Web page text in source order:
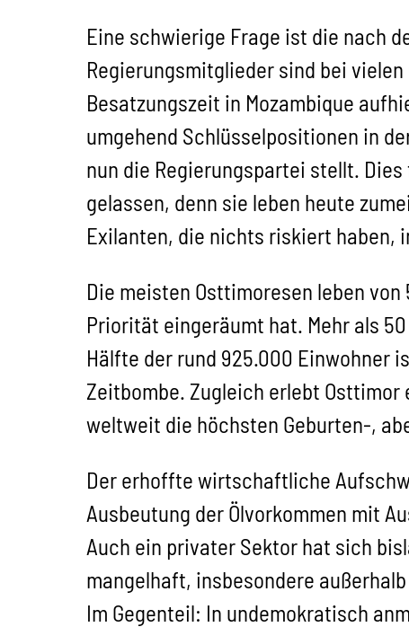
Eine schwierige Frage ist die nach
Regierungsmitglieder sind bei
Besatzungszeit in Mozambique
umgehend Schlüsselpositionen in
nun die Regierungspartei stellt.
gelassen, denn sie leben heute
Exilanten, die nichts riskiert haben,
Die meisten Osttimoresen leben
Priorität eingeräumt hat. Mehr als
Hälfte der rund 925.000 Einwohner
Zeitbombe. Zugleich erlebt Osttimor
weltweit die höchsten Geburten-,
Der erhoffte wirtschaftliche
Ausbeutung der Ölvorkommen mit
Auch ein privater Sektor hat sich
mangelhaft, insbesondere
Im Gegenteil: In undemokratisch